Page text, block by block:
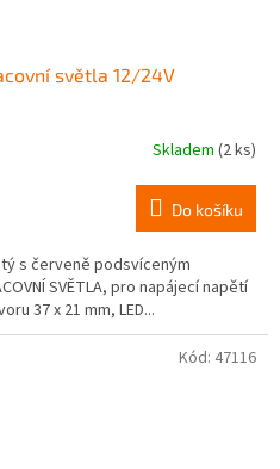
světla 12/24V
Skladem (2 ks)
Do košíku
s červeně podsvíceným
SVĚTLA, pro napájecí napětí
37 x 21 mm, LED...
Kód: 47116